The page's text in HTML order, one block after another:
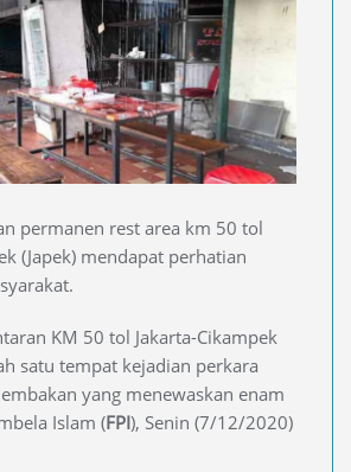
permanen rest area km 50 tol
(Japek) mendapat perhatian
KM 50 tol Jakarta-Cikampek
satu tempat kejadian perkara
yang menewaskan enam
Islam (FPI), Senin (7/12/2020)